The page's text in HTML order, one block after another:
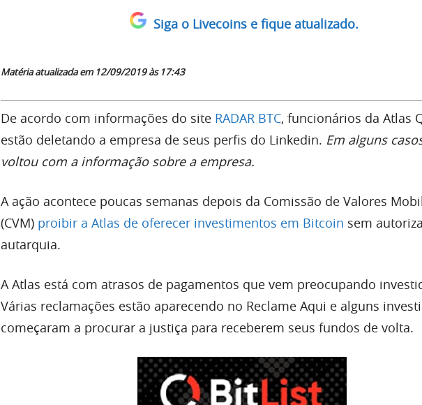
Siga o Livecoins e fique atualizado.
Matéria atualizada em 12/09/2019 às 17:43
De acordo com informações do site RADAR BTC, funcionários da Atlas
estão deletando a empresa de seus perfis do Linkedin. Em alguns
voltou com a informação sobre a empresa.
A ação acontece poucas semanas depois da Comissão de Valores
(CVM) proibir a Atlas de oferecer investimentos em Bitcoin sem
autarquia.
A Atlas está com atrasos de pagamentos que vem preocupando
Várias reclamações estão aparecendo no Reclame Aqui e alguns
começaram a procurar a justiça para receberem seus fundos de volta.